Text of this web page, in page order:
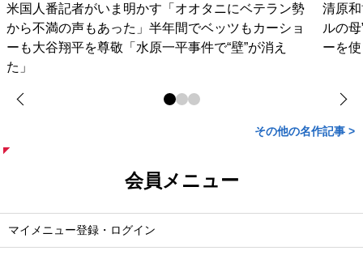
米国人番記者がいま明かす「オオタニにベテラン勢
から不満の声もあった」半年間でベッツもカーショ
ーも大谷翔平を尊敬「水原一平事件で“壁”が消え
た」
清原
ルの
ーを
その他の名作記事 >
会員メニュー
マイメニュー登録・ログイン